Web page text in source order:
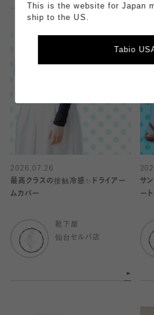
2026.07.26
最高クラスの接触冷感✨ドライアー
ムカバー
靴下屋
仙台セルバ店
サ
ー
This is the website for Japan
ship to the US.
Tabio